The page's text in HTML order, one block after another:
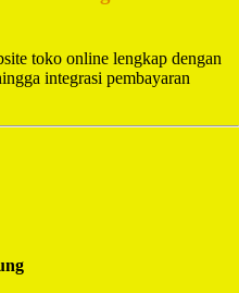
toko online lengkap dengan
integrasi pembayaran